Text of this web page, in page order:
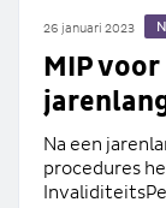
26 januari 2023
MIP
Na een
procedures